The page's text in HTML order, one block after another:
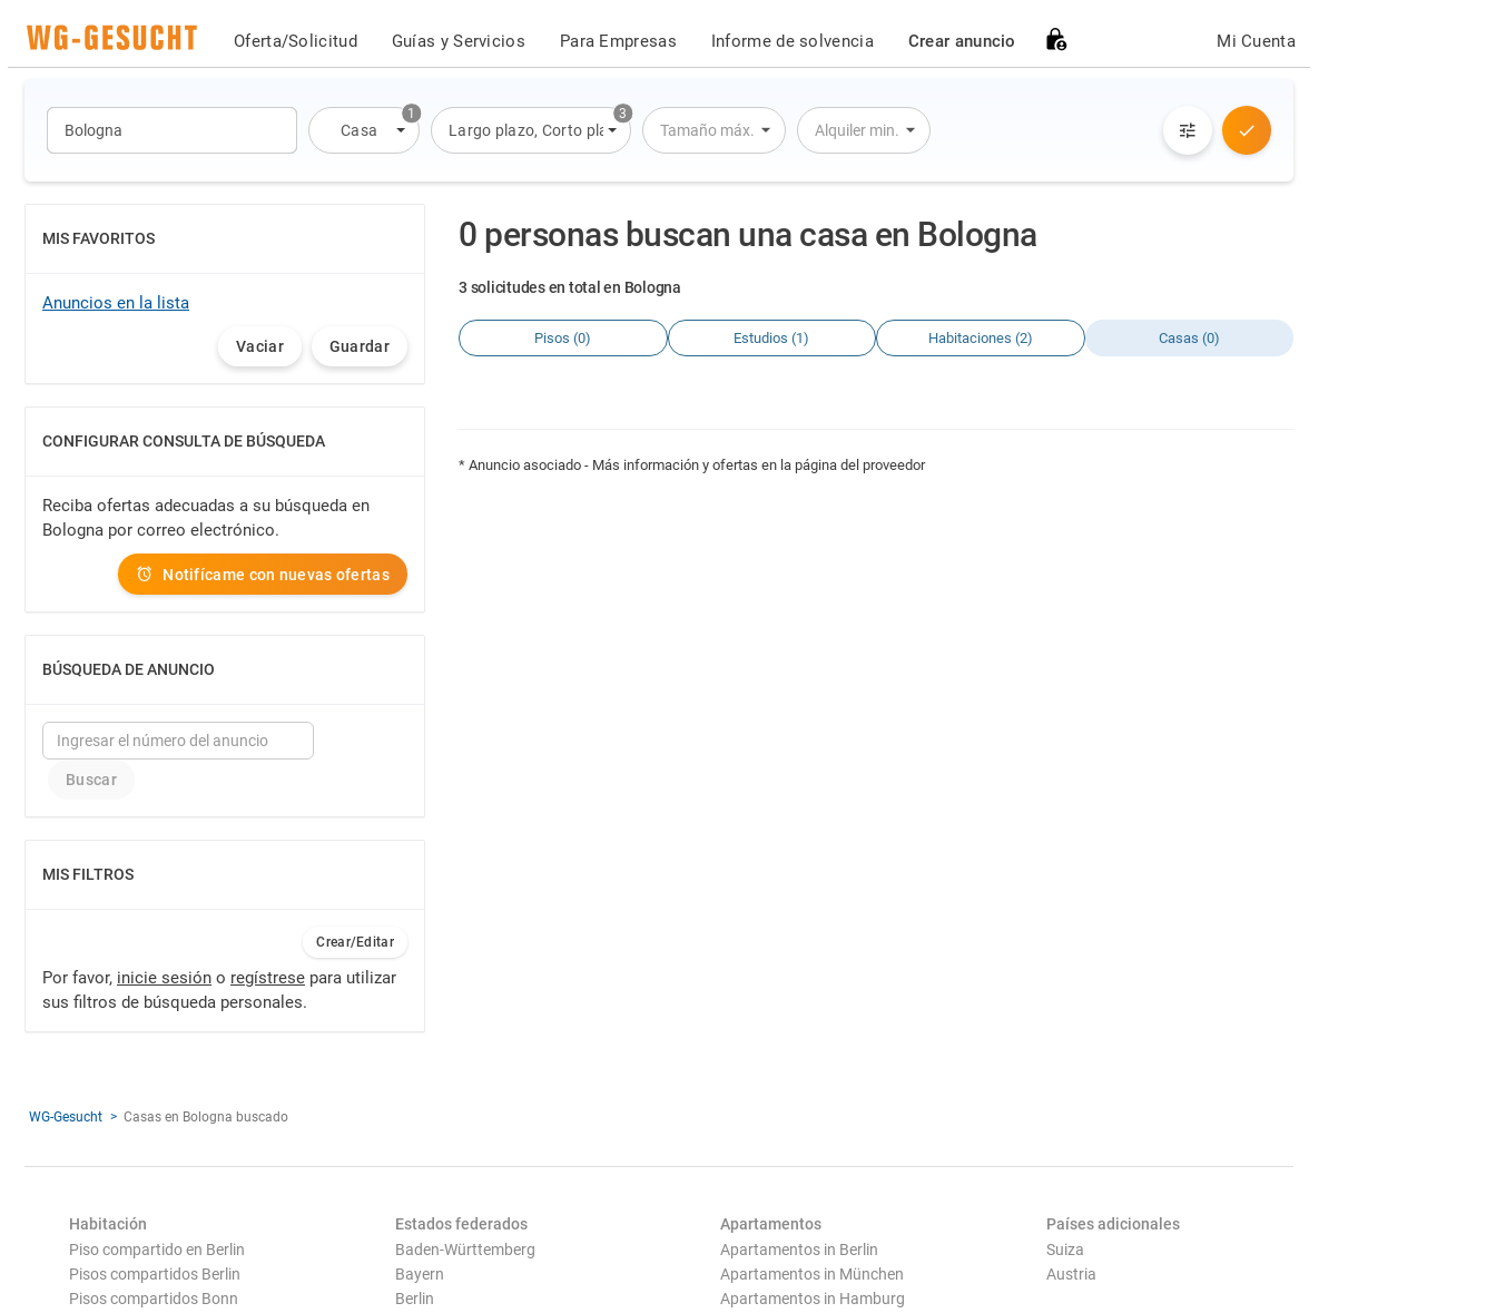
Oferta/Solicitud Guías y Servicios Para Empresas Informe de solvencia Crear anuncio Mi Cuenta
1
Casa
3
Largo plazo, Corto plazo , Alquiler por día
Tamaño máx. Alquiler min.
0 personas buscan una casa en Bologna
3 solicitudes en total en Bologna
Pisos (0) Estudios (1) Habitaciones (2) Casas (0)
* Anuncio asociado - Más información y ofertas en la página del proveedor
MIS FAVORITOS
MOSTRAR
Anuncios en la lista
Vaciar Guardar
CONFIGURAR CONSULTA DE BÚSQUEDA
MOSTRAR
Reciba ofertas adecuadas a su búsqueda en
Bologna por correo electrónico.
Notifícame con nuevas ofertas
BÚSQUEDA DE ANUNCIO
MOSTRAR
MIS FILTROS
MOSTRAR
Crear/Editar
Por favor, inicie sesión o regístrese para utilizar
sus filtros de búsqueda personales.
WG-Gesucht Casas en Bologna buscado
Habitación
Piso compartido en Berlin
Pisos compartidos Berlin
Pisos compartidos Bonn
Estados federados
Baden-Württemberg
Bayern
Berlin
Apartamentos
Apartamentos in Berlin
Apartamentos in München
Apartamentos in Hamburg
Países adicionales
Suiza
Austria